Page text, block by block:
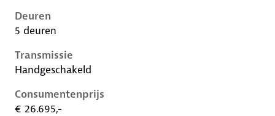
Deuren
5 deuren
Transmissie
Handgeschakeld
Consumentenprijs
€ 26.695,-